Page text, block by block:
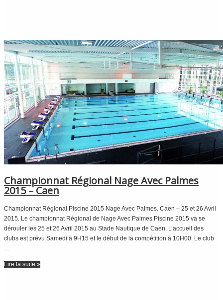
Championnat Régional Nage Avec Palmes
2015 – Caen
Championnat Régional Piscine 2015 Nage Avec Palmes. Caen – 25 et 26 Avril
2015. Le championnat Régional de Nage Avec Palmes Piscine 2015 va se
dérouler les 25 et 26 Avril 2015 au Stade Nautique de Caen. L’accueil des
clubs est prévu Samedi à 9H15 et le début de la compétition à 10H00. Le club
…
Lire la suite »